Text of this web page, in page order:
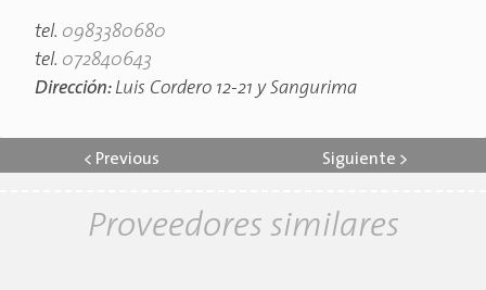
tel. 0983380680
tel. 072840643
Dirección: Luis Cordero 12-21 y Sangurima
< Previous Siguiente >
Proveedores similares